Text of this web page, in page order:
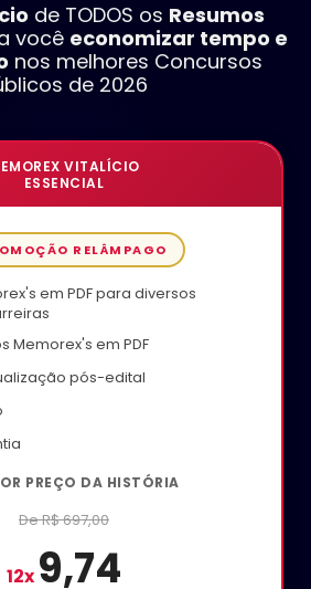
de TODOS os Resumos
você economizar tempo e
nos melhores Concursos
de 2026
VITALÍCIO
ESSENCIAL
RELÂMPAGO
em PDF para diversos
Memorex's em PDF
pós-edital
PREÇO DA HISTÓRIA
De R$ 697,00
9,74